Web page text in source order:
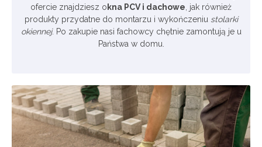
ofercie znajdziesz o kna PCV i dachowe , jak również
produkty przydatne do montarzu i wykończeniu stolarki
okiennej. Po zakupie nasi fachowcy chętnie zamontują je u
Państwa w domu.